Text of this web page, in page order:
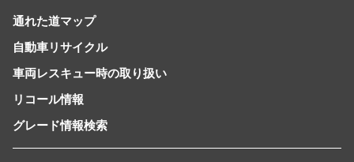
通れた道マップ
自動車リサイクル
車両レスキュー時の取り扱い
リコール情報
グレード情報検索